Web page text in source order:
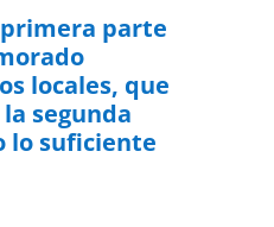
parte
locales, que
segunda
lo suficiente